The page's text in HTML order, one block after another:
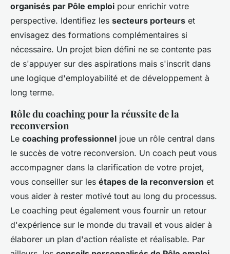
organisés par Pôle emploi pour enrichir votre
perspective. Identifiez les secteurs porteurs et
envisagez des formations complémentaires si
nécessaire. Un projet bien défini ne se contente pas
de s'appuyer sur des aspirations mais s'inscrit dans
une logique d'employabilité et de développement à
long terme.
Rôle du coaching pour la réussite de la
reconversion
Le coaching professionnel joue un rôle central dans
le succès de votre reconversion. Un coach peut vous
accompagner dans la clarification de votre projet,
vous conseiller sur les étapes de la reconversion et
vous aider à rester motivé tout au long du processus.
Le coaching peut également vous fournir un retour
d'expérience sur le monde du travail et vous aider à
élaborer un plan d'action réaliste et réalisable. Par